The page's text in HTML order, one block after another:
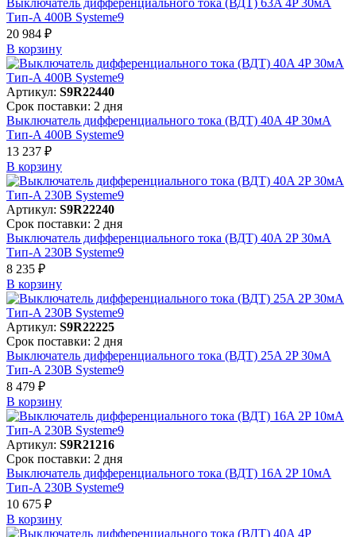
Тип-A 400В Systeme9
20 984 ₽
В корзинy
Артикул: S9R22440
Срок поставки: 2 дня
Выключатель дифференциального тока (ВДТ) 40A 4P 30мА
Тип-A 400В Systeme9
13 237 ₽
В корзинy
Артикул: S9R22240
Срок поставки: 2 дня
Выключатель дифференциального тока (ВДТ) 40A 2P 30мА
Тип-A 230В Systeme9
8 235 ₽
В корзинy
Артикул: S9R22225
Срок поставки: 2 дня
Выключатель дифференциального тока (ВДТ) 25A 2P 30мА
Тип-A 230В Systeme9
8 479 ₽
В корзинy
Артикул: S9R21216
Срок поставки: 2 дня
Выключатель дифференциального тока (ВДТ) 16A 2P 10мА
Тип-A 230В Systeme9
10 675 ₽
В корзинy